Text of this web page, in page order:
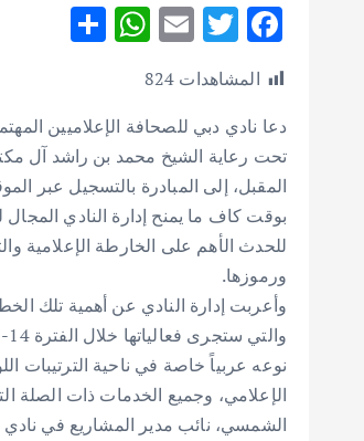
F
ac
e
b
o
o
k
T
w
it
te
r
E
ai
l
W
s
A
p
p
e
المشاهدات 824
دعا نادي دبي للصحافة الإعلاميين
تحت رعاية الشيخ محمد بن راشد آل
المقبل، إلى المبادرة بالتسجيل عبر
بوقت كاف ما يمنح إدارة النادي
للحدث الأهم على الخارطة الإعلامية
ورموزها.
وأعربت إدارة النادي عن أهمية تلك
نوعه عربياً خاصة في ناحية الترتيبات
الإعلامي، وجميع الخدمات ذات الصلة
الشمسي، نائب مدير المشاريع في نادي